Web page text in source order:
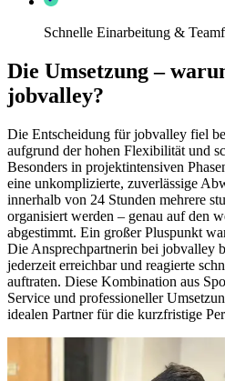
Schnelle Einarbeitung &
Die Umsetzung –
jobvalley?
Die Entscheidung für jobvalley fiel
aufgrund der hohen Flexibilität und
Besonders in projektintensiven
eine unkomplizierte, zuverlässige
innerhalb von 24 Stunden mehrere
organisiert werden – genau auf den
abgestimmt. Ein großer Pluspunkt
Die Ansprechpartnerin bei jobvalley
jederzeit erreichbar und reagierte
auftraten. Diese Kombination aus
Service und professioneller
idealen Partner für die kurzfristige